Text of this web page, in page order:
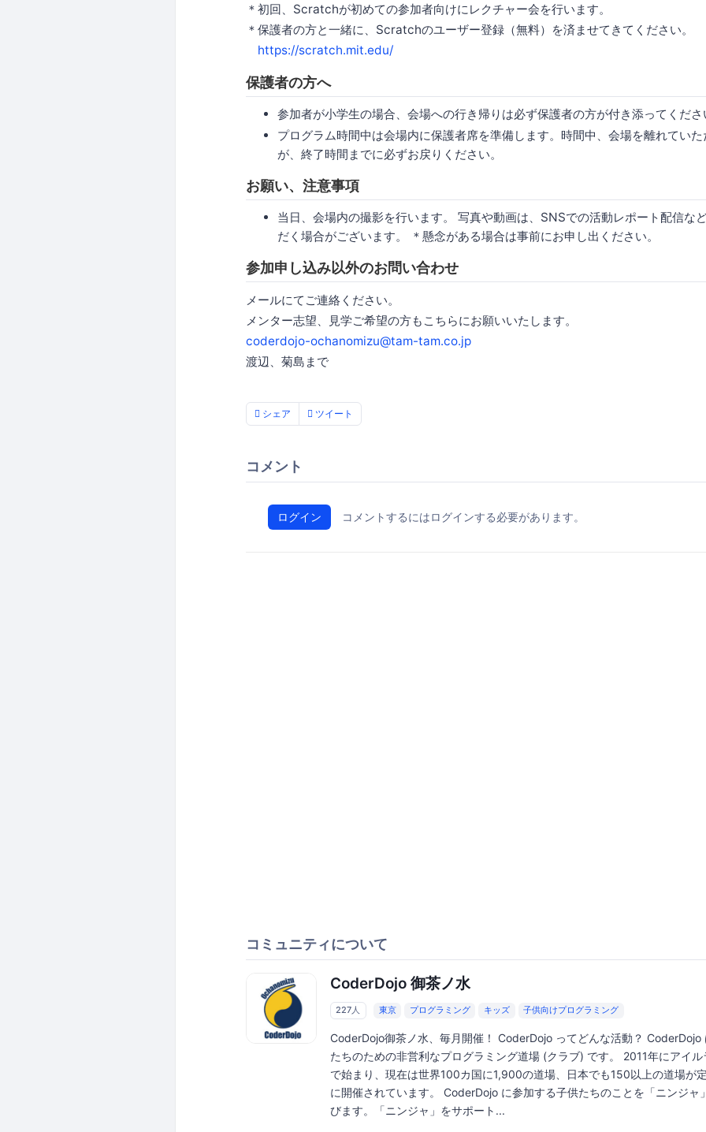
＊初回、Scratchが初めての参加者向けにレクチャー会を行います。
＊保護者の方と一緒に、Scratchのユーザー登録（無料）を済ませてきてください。
https://scratch.mit.edu/
保護者の方へ
参加者が小学生の場合、会場への行き帰りは必ず保護者の方が付き添ってくださ
プログラム時間中は会場内に保護者席を準備します。時間中、会場を離れてい
が、終了時間までに必ずお戻りください。
お願い、注意事項
当日、会場内の撮影を行います。 写真や動画は、SNSでの活動レポート配信な
だく場合がございます。 ＊懸念がある場合は事前にお申し出ください。
参加申し込み以外のお問い合わせ
メールにてご連絡ください。
メンター志望、見学ご希望の方もこちらにお願いいたします。
coderdojo-ochanomizu@tam-tam.co.jp
渡辺、菊島まで
シェア ツイート
コメント
ログイン コメントするにはログインする必要があります。
コミュニティについて
CoderDojo 御茶ノ水
227人 東京 プログラミング キッズ 子供向けプログラミング
CoderDojo御茶ノ水、毎月開催！ CoderDojo ってどんな活動？ CoderDojo
たちのための非営利なプログラミング道場 (クラブ) です。 2011年にアイル
で始まり、現在は世界100カ国に1,900の道場、日本でも150以上の道場が
に開催されています。 CoderDojo に参加する子供たちのことを「ニンジャ
びます。「ニンジャ」をサポート...